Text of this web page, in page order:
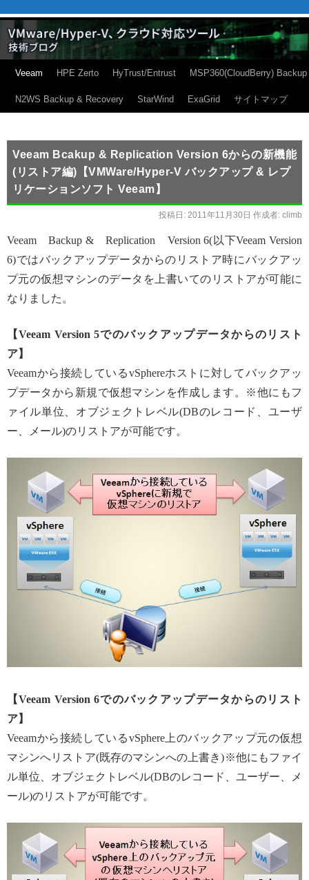
Veeam HPE Zerto HyTrust/Entrust MSP360(CloudBerry) Backup
N2WS Backup & Recovery StarWind ExaGrid サイトマップ
Veeam Bcakup & Replication Version 6からの新機能
(リストア編)【VMWare/Hyper-V バックアップ & レプ
リケーションソフト Veeam】
投稿日: 2011年11月30日 作成者: climb
Veeam Backup & Replication Version 6(以下Veeam Version
6)ではバックアップデータからのリストア時にバックアッ
プ元の仮想マシンのデータを上書いてのリストアが可能に
なりました。
【Veeam Version 5でのバックアップデータからのリスト
ア】
Veeamから接続しているvSphereホストに対してバックアッ
プデータから新規で仮想マシンを作成します。※他にもフ
ァイル単位、オブジェクトレベル(DBのレコード、ユーザ
ー、メール)のリストアが可能です。
【Veeam Version 6でのバックアップデータからのリスト
ア】
Veeamから接続しているvSphere上のバックアップ元の仮想
マシンへリストア(既存のマシンへの上書き)※他にもファイ
ル単位、オブジェクトレベル(DBのレコード、ユーザー、メ
ール)のリストアが可能です。